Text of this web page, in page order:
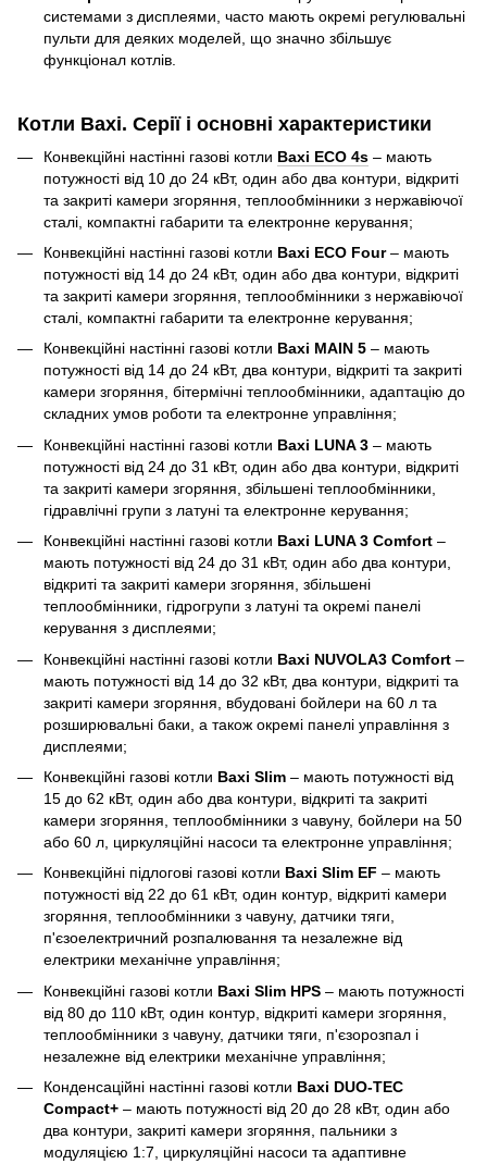
системами з дисплеями, часто мають окремі регулювальні
пульти для деяких моделей, що значно збільшує
функціонал котлів.
Котли Baxi. Серії і основні характеристики
Конвекційні настінні газові котли Baxi ECO 4s – мають
потужності від 10 до 24 кВт, один або два контури, відкриті
та закриті камери згоряння, теплообмінники з нержавіючої
сталі, компактні габарити та електронне керування;
Конвекційні настінні газові котли Baxi ECO Four– мають
потужності від 14 до 24 кВт, один або два контури, відкриті
та закриті камери згоряння, теплообмінники з нержавіючої
сталі, компактні габарити та електронне керування;
Конвекційні настінні газові котли Baxi MAIN 5 – мають
потужності від 14 до 24 кВт, два контури, відкриті та закриті
камери згоряння, бітермічні теплообмінники, адаптацію до
складних умов роботи та електронне управління;
Конвекційні настінні газові котли Baxi LUNA 3 – мають
потужності від 24 до 31 кВт, один або два контури, відкриті
та закриті камери згоряння, збільшені теплообмінники,
гідравлічні групи з латуні та електронне керування;
Конвекційні настінні газові котли Baxi LUNA 3 Comfort –
мають потужності від 24 до 31 кВт, один або два контури,
відкриті та закриті камери згоряння, збільшені
теплообмінники, гідрогрупи з латуні та окремі панелі
керування з дисплеями;
Конвекційні настінні газові котли Baxi NUVOLA3 Comfort –
мають потужності від 14 до 32 кВт, два контури, відкриті та
закриті камери згоряння, вбудовані бойлери на 60 л та
розширювальні баки, а також окремі панелі управління з
дисплеями;
Конвекційні газові котли Baxi Slim – мають потужності від
15 до 62 кВт, один або два контури, відкриті та закриті
камери згоряння, теплообмінники з чавуну, бойлери на 50
або 60 л, циркуляційні насоси та електронне управління;
Конвекційні підлогові газові котли Baxi Slim EF – мають
потужності від 22 до 61 кВт, один контур, відкриті камери
згоряння, теплообмінники з чавуну, датчики тяги,
п'єзоелектричний розпалювання та незалежне від
електрики механічне управління;
Конвекційні газові котли Baxi Slim HPS – мають потужності
від 80 до 110 кВт, один контур, відкриті камери згоряння,
теплообмінники з чавуну, датчики тяги, п'єзорозпал і
незалежне від електрики механічне управління;
Конденсаційні настінні газові котли Baxi DUO-TEC
Compact+ – мають потужності від 20 до 28 кВт, один або
два контури, закриті камери згоряння, пальники з
модуляцією 1:7, циркуляційні насоси та адаптивне